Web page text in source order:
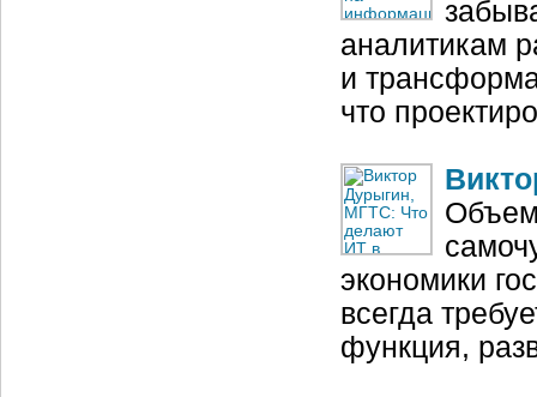
аналитикам
и
что
экономики
всегда
функция,